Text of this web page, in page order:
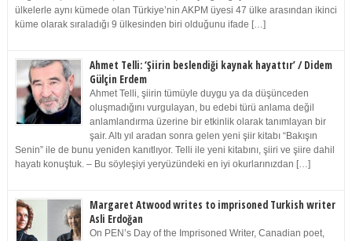
ülkelerle aynı kümede olan Türkiye’nin AKPM üyesi 47 ülke arasından ikinci
küme olarak sıraladığı 9 ülkesinden biri olduğunu ifade […]
Ahmet Telli: ‘Şiirin beslendiği kaynak hayattır’ / Didem
Gülçin Erdem
Ahmet Telli, şiirin tümüyle duygu ya da düşünceden
oluşmadığını vurgulayan, bu edebi türü anlama değil
anlamlandırma üzerine bir etkinlik olarak tanımlayan bir
şair. Altı yıl aradan sonra gelen yeni şiir kitabı “Bakışın
Senin” ile de bunu yeniden kanıtlıyor. Telli ile yeni kitabını, şiiri ve şiire dahil
hayatı konuştuk. – Bu söyleşiyi yeryüzündeki en iyi okurlarınızdan […]
Margaret Atwood writes to imprisoned Turkish writer
Asli Erdoğan
On PEN’s Day of the Imprisoned Writer, Canadian poet,